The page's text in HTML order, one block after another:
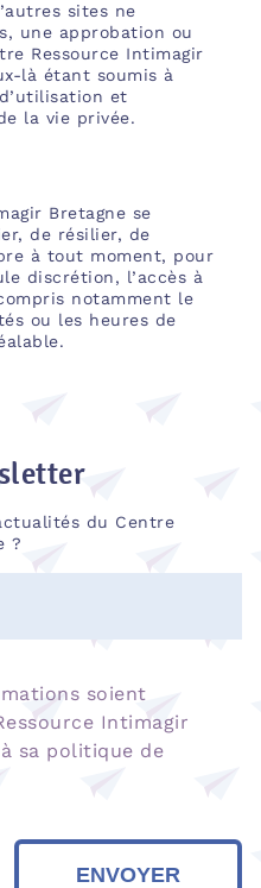
sites ne
une approbation ou
Ressource Intimagir
là étant soumis à
et
la vie privée.
Bretagne se
de résilier, de
à tout moment, pour
discrétion, l’accès à
notamment le
ou les heures de
du Centre
?
soient
Intimagir
sa politique de
ENVOYER